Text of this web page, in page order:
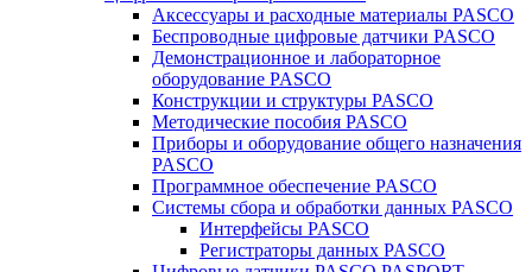
Аксессуары и расходные материалы PASCO
Беспроводные цифровые датчики PASCO
Демонстрационное и лабораторное
оборудование PASCO
Конструкции и структуры PASCO
Методические пособия PASCO
Приборы и оборудование общего назначения
PASCO
Программное обеспечение PASCO
Системы сбора и обработки данных PASCO
Интерфейсы PASCO
Регистраторы данных PASCO